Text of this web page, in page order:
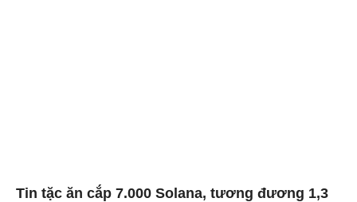
Tin tặc ăn cắp 7.000 Solana, tương đương 1,3